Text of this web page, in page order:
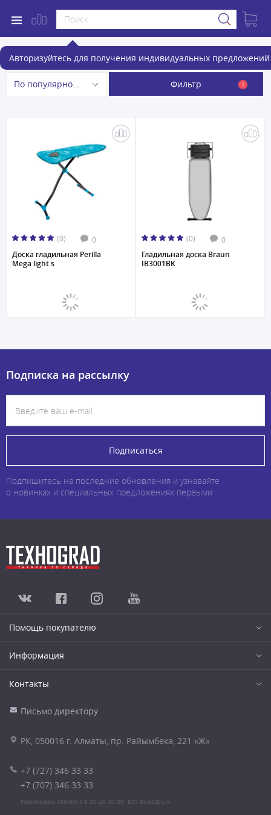
Авторизуйтесь для получения индивидуальных предложений
Гладильные доски
По популярности Фильтр 1
(0) 0
Доска гладильная Perilla
Mega light s
(0) 0
Гладильная доска Braun
IB3001BK
Подписка на рассылку
Подписаться
Подпишитесь на последние обновления и узнавайте
о новинках и специальных предложениях первыми
Помощь покупателю
Информация
Контакты
Письмо директору
РК, 050016 г. Алматы, пр. Райымбека, 221 «Ж»
+7 (727) 346 33 33
+7 (707) 346 33 33
Принимаем звонки с 9.00 до 20.00. Без выходных.